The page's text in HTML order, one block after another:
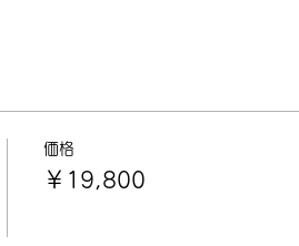
価格
￥19,800